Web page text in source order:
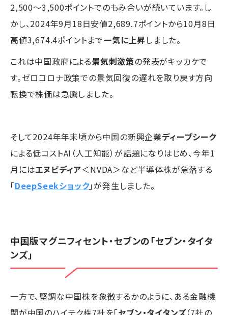
2,500～3,500ポイントでのもみ合いが続いています。し
かし、2024年9月18日安値2,689.7ポイントから10月8日
高値3,674.4ポイントまで一気に上昇しました。
これは中国政府による景気刺激策の発表がキッカケで
す。ゼロコロナ政策での景気回復の遅れを取り戻す方向
転換で株価は急騰しました。
そして2024年年末頃から中国の新興企業ディープシーク
による低コストAI（人工知能）が話題になりはじめ、今年1
月にはエヌビディア＜NVDA＞など半導体株が急落する
「DeepSeekショック」が発生しました。
中国版マグニフィセント・セブンの「セブン・タイタ
ンズ」
一方で、堅調な中国株を象徴するかのように、ある金融機
関が中国のハイテク株7社を「セブン・タイタンズ（7社の